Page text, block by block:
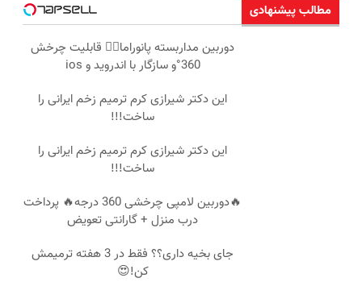
مطالب پیشنهادی
دوربین مداربسته پانوراما👈🏻 قابلیت چرخش
360°و سازگار با اندروید و ios
این دکتر شیرازی کرم ترمیم زخم ایرانی را
ساخت!!!
این دکتر شیرازی کرم ترمیم زخم ایرانی را
ساخت!!!
🔥دوربین لامپی چرخشی 360 درجه🔥 پرداخت
درب منزل + گارانتی تعویض
جای بخیه داری؟؟ فقط در 3 هفته ترمیمش
کن!😍